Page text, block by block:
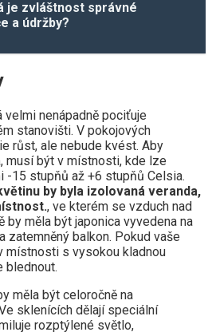
je zvláštnost správné
a údržby?
nenápadně pociťuje
stanovišti. V pokojových
růst, ale nebude kvést. Aby
musí být v místnosti, kde lze
-15 stupňů až +6 stupňů Celsia.
by byla izolovaná veranda,
, ve kterém se vzduch nad
by měla být japonica vyvedena na
zatemněný balkon. Pokud vaše
místnosti s vysokou kladnou
blednout.
měla být celoročně na
sklenících dělají speciální
rozptýlené světlo,